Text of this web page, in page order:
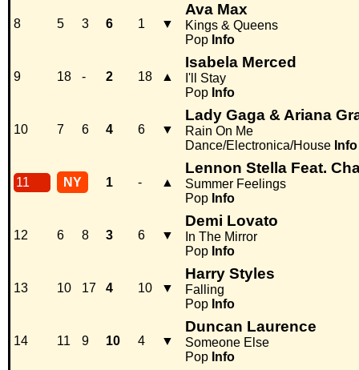
8 5 3 6 1 ▼
Ava Max
Kings & Queens
Pop Info
9 18 - 2 18 ▲
Isabela Merced
I'll Stay
Pop Info
10 7 6 4 6 ▼
Lady Gaga & Ariana
Rain On Me
Dance/Electronica/House Info
11 NY 1 - ▲
Lennon Stella Feat.
Summer Feelings
Pop Info
12 6 8 3 6 ▼
Demi Lovato
In The Mirror
Pop Info
13 10 17 4 10 ▼
Harry Styles
Falling
Pop Info
14 11 9 10 4 ▼
Duncan Laurence
Someone Else
Pop Info